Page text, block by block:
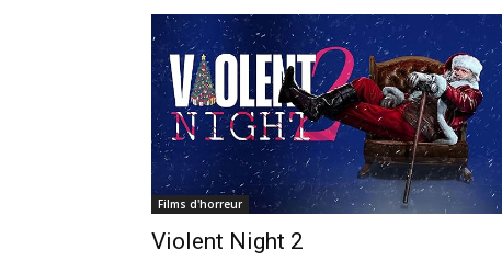
Films d'horreur
Violent Night 2